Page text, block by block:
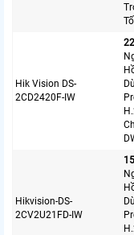
Hik Vision DS-
2CD2420F-IW
Hikvision-DS-
2CV2U21FD-IW